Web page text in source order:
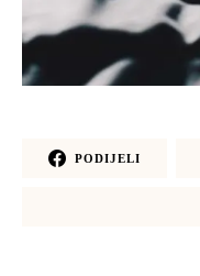
PODIJELI